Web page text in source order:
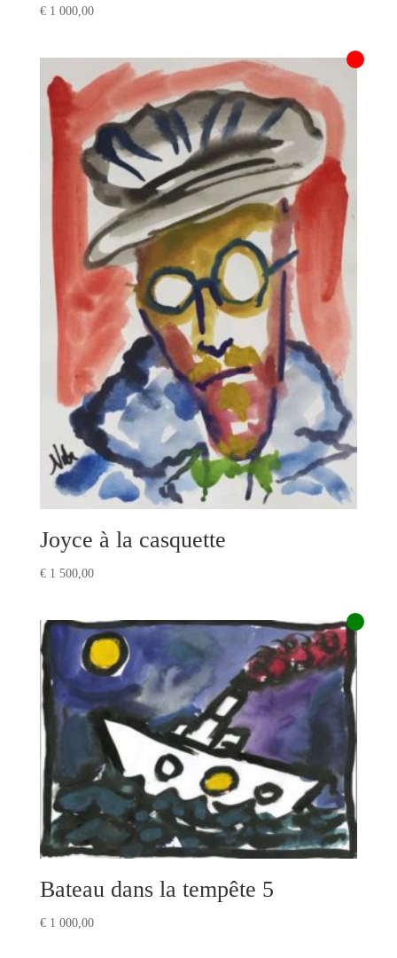
€1 000,00
Joyce à la casquette
€1 500,00
Bateau dans la tempête 5
€1 000,00